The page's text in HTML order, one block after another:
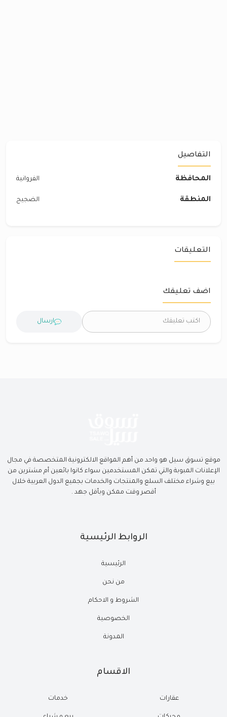
التفاصيل
المحافظة الفروانية
المنطقة الضجيج
التعليقات
اضف تعليقك
ارسال
موقع تسوق سيل هو واحد من أهم المواقع الالكترونية المتخصصة في مجال
الإعلانات المبوبة والتي تمكن المستخدمين سواء كانوا بائعين أم مشترين من
بيع وشراء مختلف السلع والمنتجات والخدمات بجميع الدول العربية خلال
أقصر وقت ممكن وبأقل جهد .
الروابط الرئيسية
الرئيسية
من نحن
الشروط و الاحكام
الخصوصية
المدونة
الاقسام
عقارات خدمات